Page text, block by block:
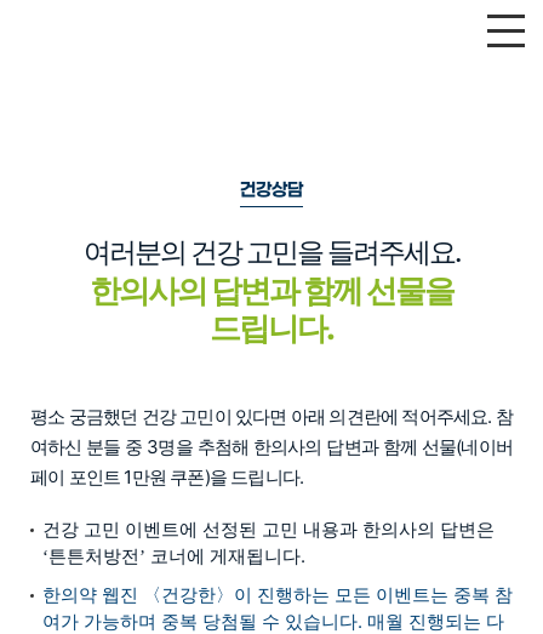
건강상담
여러분의 건강 고민을 들려주세요.
한의사의 답변과 함께 선물을
드립니다.
평소 궁금했던 건강 고민이 있다면 아래 의견란에 적어주세요. 참
여하신 분들 중 3명을 추첨해 한의사의 답변과 함께 선물(네이버
페이 포인트 1만원 쿠폰)을 드립니다.
건강 고민 이벤트에 선정된 고민 내용과 한의사의 답변은
‘튼튼처방전’ 코너에 게재됩니다.
한의약 웹진 〈건강한〉이 진행하는 모든 이벤트는 중복 참
여가 가능하며 중복 당첨될 수 있습니다. 매월 진행되는 다